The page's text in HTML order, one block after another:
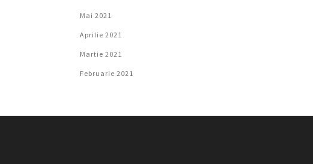
Mai 2021
Aprilie 2021
Martie 2021
Februarie 2021